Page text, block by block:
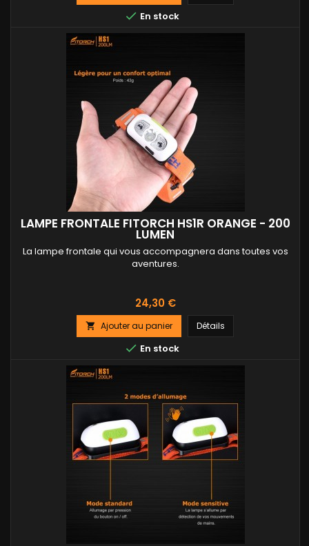
 En stock
LAMPE FRONTALE FITORCH HS1R ORANGE - 200
LUMEN
La lampe frontale qui vous accompagnera dans toutes vos
aventures.
Prix
24,30 €
 Ajouter au panier Détails
 En stock